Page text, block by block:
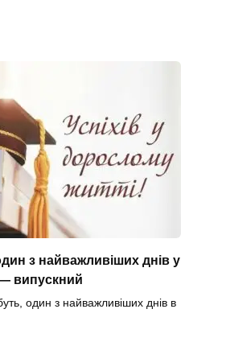
з найважливіших днів у
випускний
один з найважливіших днів в